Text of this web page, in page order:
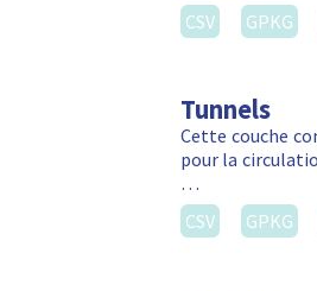
CSV GPKG
Tunnels
Cette couche
pour la
…
CSV
GPKG